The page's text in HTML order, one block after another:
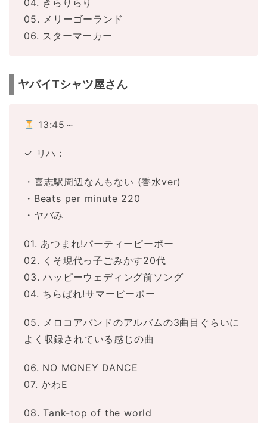
04. きらりらり
05. メリーゴーランド
06. スターマーカー
ヤバイTシャツ屋さん
13:45～
✓ リハ：
・喜志駅周辺なんもない (香水ver)
・Beats per minute 220
・ヤバみ
01. あつまれ!パーティーピーポー
02. くそ現代っ子ごみかす20代
03. ハッピーウェディング前ソング
04. ちらばれ!サマーピーポー
05. メロコアバンドのアルバムの3曲目ぐらいに
よく収録されている感じの曲
06. NO MONEY DANCE
07. かわE
08. Tank-top of the world